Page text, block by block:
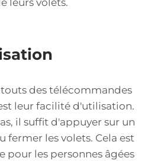
leurs volets.
des télécommandes
leur facilité d'utilisation.
il suffit d'appuyer sur un
fermer les volets. Cela est
les personnes âgées